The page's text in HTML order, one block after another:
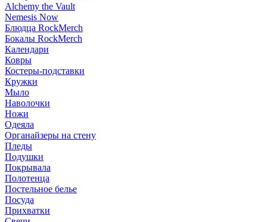
Alchemy the Vault
Nemesis Now
Блюдца RockMerch
Бокалы RockMerch
Календари
Ковры
Костеры-подставки
Кружки
Мыло
Наволочки
Ножи
Одеяла
Органайзеры на стену
Пледы
Подушки
Покрывала
Полотенца
Постельное белье
Посуда
Прихватки